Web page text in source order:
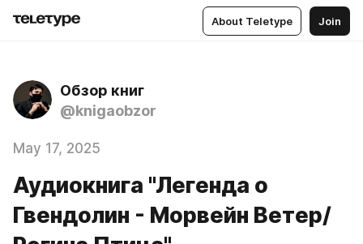
About Teletype Join
Обзор книг
@knigaobzor
May 17, 2025
Аудиокнига "Легенда о
Гвендолин - Морвейн Ветер/